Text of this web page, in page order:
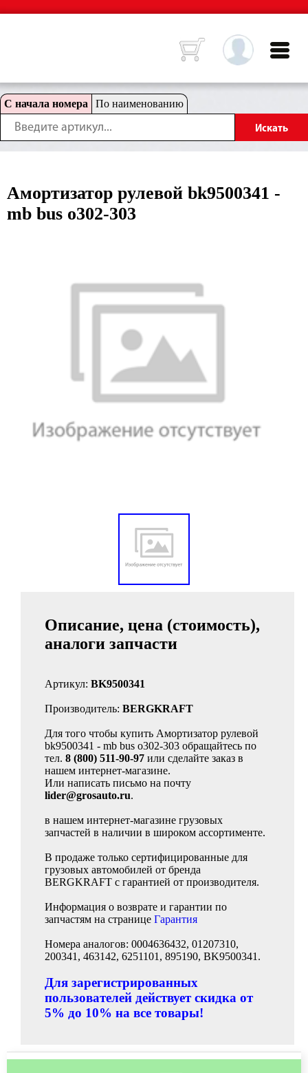
С начала номера По наименованию
Амортизатор рулевой bk9500341 -
mb bus o302-303
Описание, цена (стоимость),
аналоги запчасти
Артикул: BK9500341
Производитель: BERGKRAFT
Для того чтобы купить Амортизатор рулевой
bk9500341 - mb bus o302-303 обращайтесь по
тел. 8 (800) 511-90-97 или сделайте заказ в
нашем интернет-магазине.
Или написать письмо на почту
lider@grosauto.ru.
в нашем интернет-магазине грузовых
запчастей в наличии в широком ассортименте.
В продаже только сертифицированные для
грузовых автомобилей от бренда
BERGKRAFT с гарантией от производителя.
Информация о возврате и гарантии по
запчастям на странице Гарантия
Номера аналогов: 0004636432, 01207310,
200341, 463142, 6251101, 895190, BK9500341.
Для зарегистрированных
пользователей действует скидка от
5% до 10% на все товары!